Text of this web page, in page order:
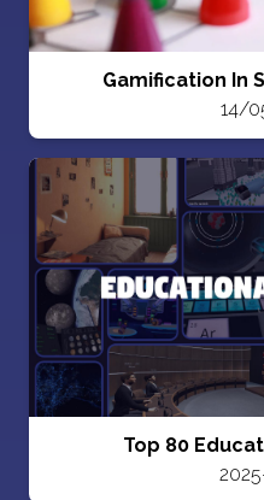
Gamification In
14/
Top 80